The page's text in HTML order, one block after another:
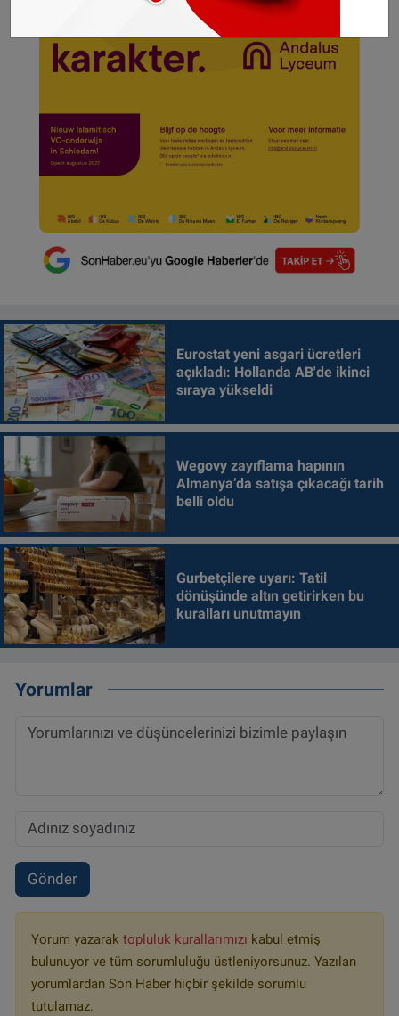
Eurostat yeni asgari ücretleri
açıkladı: Hollanda AB'de ikinci
sıraya yükseldi
Wegovy zayıflama hapının
Almanya’da satışa çıkacağı tarih
belli oldu
Gurbetçilere uyarı: Tatil
dönüşünde altın getirirken bu
kuralları unutmayın
Yorumlar
Gönder
Yorum yazarak topluluk kurallarımızı kabul etmiş
bulunuyor ve tüm sorumluluğu üstleniyorsunuz. Yazılan
yorumlardan Son Haber hiçbir şekilde sorumlu
tutulamaz.